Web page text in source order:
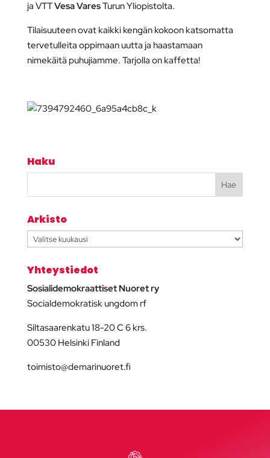
ja VTTVesa VaresTurun Yliopistolta.
Tilaisuuteen ovat kaikki kengän kokoon katsomatta
tervetulleita oppimaan uutta ja haastamaan
nimekäitä puhujiamme. Tarjolla on kaffetta!
Haku
Arkisto
Arkisto
Yhteystiedot
Sosialidemokraattiset Nuoret ry
Socialdemokratisk ungdom rf
Siltasaarenkatu 18-20 C 6 krs.
00530 Helsinki Finland
toimisto@demarinuoret.fi